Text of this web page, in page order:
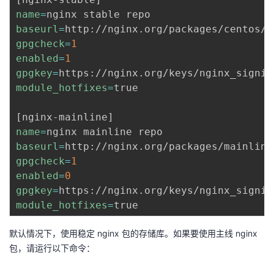
者
我
的
我
坛
圈
子
的
直
播
我
的
活
我
的
我
name=
baseurl= http://nginx.org/packages/centos/
gpgcheck=1
enabled=1
gpgkey=
module_hotfixes=true
[ nginx-mainline]
name=
baseurl= http://nginx.org/packages/
gpgcheck=1
enabled=0
gpgkey=
module_hotfixes=
默认情况下，使用稳定 nginx 包的存储库。如果要使用主线 nginx
包，请运行以下命令：